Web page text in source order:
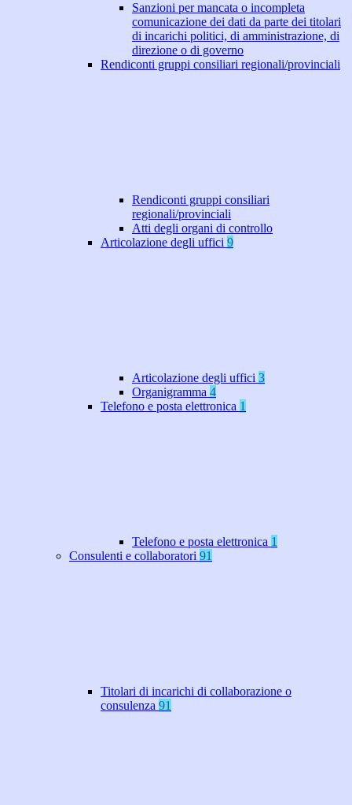
Sanzioni per mancata o incompleta
comunicazione dei dati da parte dei titolari
di incarichi politici, di amministrazione, di
direzione o di governo
Rendiconti gruppi consiliari regionali/provinciali
Rendiconti gruppi consiliari
regionali/provinciali
Atti degli organi di controllo
Articolazione degli uffici 9
Articolazione degli uffici 3
Organigramma 4
Telefono e posta elettronica 1
Telefono e posta elettronica 1
Consulenti e collaboratori 91
Titolari di incarichi di collaborazione o
consulenza 91